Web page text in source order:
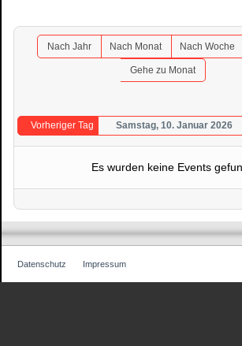
Nach Jahr Nach Monat Nach Woche
Gehe zu Monat
Vorheriger Tag Samstag, 10. Januar 2026
Es wurden keine Events
Datenschutz Impressum